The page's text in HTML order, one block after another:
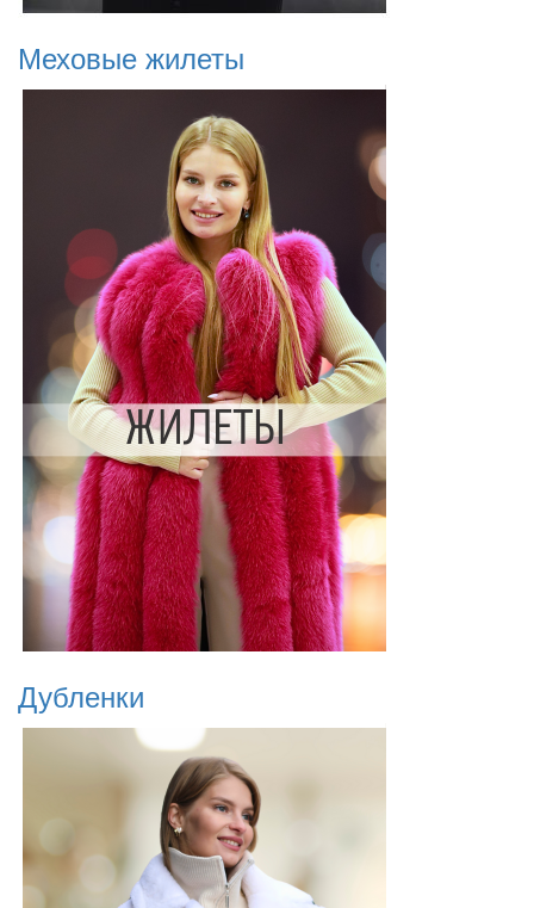
Меховые жилеты
Дубленки